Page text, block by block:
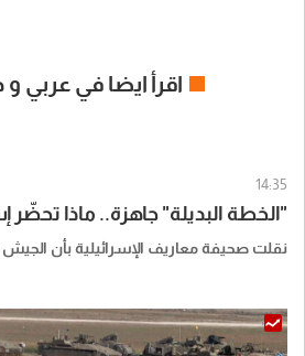
اقرأ ايضا في عربي و
14:35
"الخطة البديلة" جاهزة.. ماذا تحضّر
نقلت صحيفة معاريف الإسرائيلية بأن الجيش